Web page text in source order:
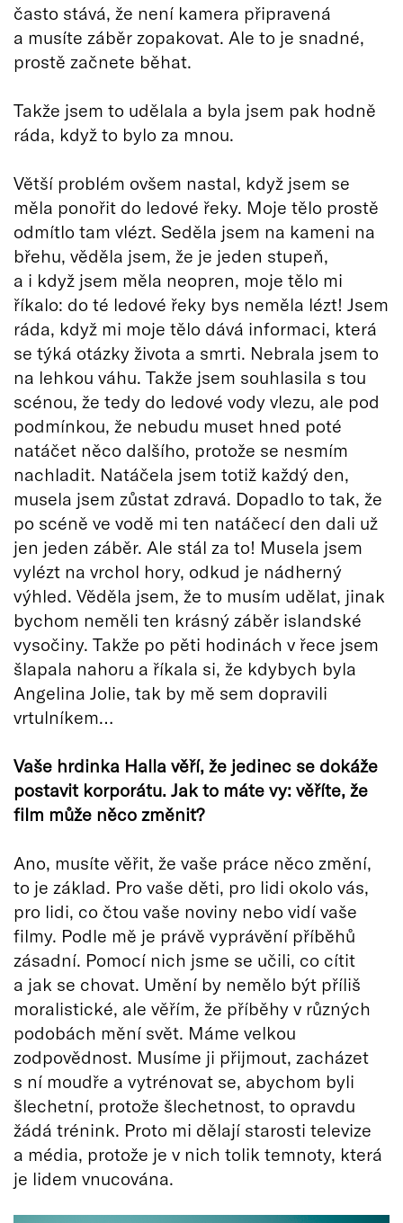
často stává, že není kamera připravená
a musíte záběr zopakovat. Ale to je snadné,
prostě začnete běhat.
Takže jsem to udělala a byla jsem pak hodně
ráda, když to bylo za mnou.
Větší problém ovšem nastal, když jsem se
měla ponořit do ledové řeky. Moje tělo prostě
odmítlo tam vlézt. Seděla jsem na kameni na
břehu, věděla jsem, že je jeden stupeň,
a i když jsem měla neopren, moje tělo mi
říkalo: do té ledové řeky bys neměla lézt! Jsem
ráda, když mi moje tělo dává informaci, která
se týká otázky života a smrti. Nebrala jsem to
na lehkou váhu. Takže jsem souhlasila s tou
scénou, že tedy do ledové vody vlezu, ale pod
podmínkou, že nebudu muset hned poté
natáčet něco dalšího, protože se nesmím
nachladit. Natáčela jsem totiž každý den,
musela jsem zůstat zdravá. Dopadlo to tak, že
po scéně ve vodě mi ten natáčecí den dali už
jen jeden záběr. Ale stál za to! Musela jsem
vylézt na vrchol hory, odkud je nádherný
výhled. Věděla jsem, že to musím udělat, jinak
bychom neměli ten krásný záběr islandské
vysočiny. Takže po pěti hodinách v řece jsem
šlapala nahoru a říkala si, že kdybych byla
Angelina Jolie, tak by mě sem dopravili
vrtulníkem…
Vaše hrdinka Halla věří, že jedinec se dokáže
postavit korporátu. Jak to máte vy: věříte, že
film může něco změnit?
Ano, musíte věřit, že vaše práce něco změní,
to je základ. Pro vaše děti, pro lidi okolo vás,
pro lidi, co čtou vaše noviny nebo vidí vaše
filmy. Podle mě je právě vyprávění příběhů
zásadní. Pomocí nich jsme se učili, co cítit
a jak se chovat. Umění by nemělo být příliš
moralistické, ale věřím, že příběhy v různých
podobách mění svět. Máme velkou
zodpovědnost. Musíme ji přijmout, zacházet
s ní moudře a vytrénovat se, abychom byli
šlechetní, protože šlechetnost, to opravdu
žádá trénink. Proto mi dělají starosti televize
a média, protože je v nich tolik temnoty, která
je lidem vnucována.